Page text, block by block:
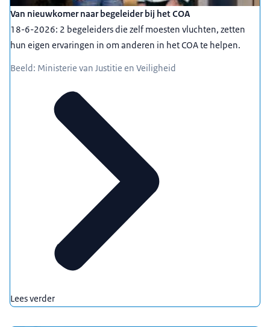
Van nieuwkomer naar begeleider bij het COA
18-6-2026: 2 begeleiders die zelf moesten vluchten, zetten
hun eigen ervaringen in om anderen in het COA te helpen.
Beeld: Ministerie van Justitie en Veiligheid
Lees verder